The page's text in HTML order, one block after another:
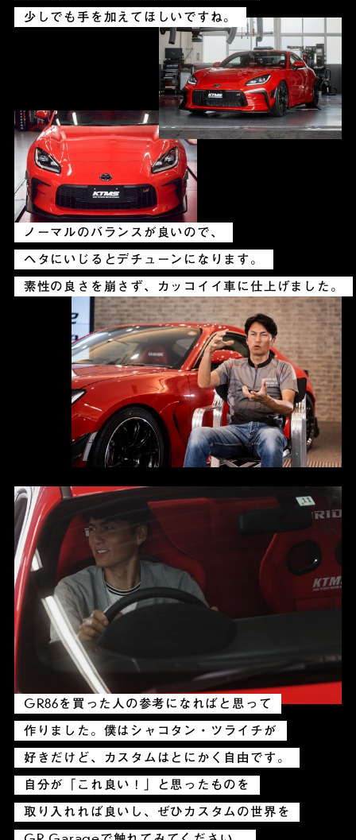
少しでも手を加えてほしいですね。
ノーマルのバランスが良いので、
ヘタにいじるとデチューンになります。
素性の良さを崩さず、カッコイイ車に仕上げました。
GR86を買った人の参考になればと思って
作りました。 僕はシャコタン・ツライチが
好きだけど、カスタムはとにかく自由です。
自分が「これ良い！」と思ったものを
取り入れれば良いし、 ぜひカスタムの世界を